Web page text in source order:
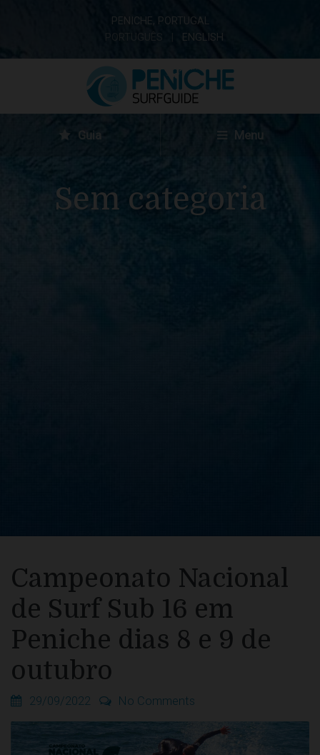
PENICHE, PORTUGAL
ENGLISH
Guia Menu
Sem categoria
Campeonato Nacional
de Surf Sub 16 em
Peniche dias 8 e 9 de
outubro
29/09/2022 No Comments